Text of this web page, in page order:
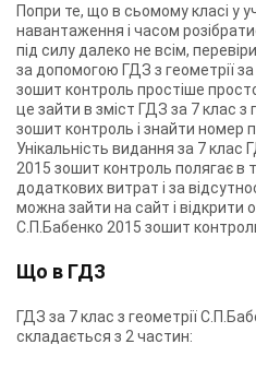
Попри те, що в сьомому класі у
навантаження і часом
під силу далеко не всім,
за допомогою ГДЗ з геометрії
зошит контроль простіше
це зайти в зміст ГДЗ за 7 клас з
зошит контроль і знайти номер
Унікальність видання за 7 клас
2015 зошит контроль полягає в
додаткових витрат і за
можна зайти на сайт і відкрити
С.П.Бабенко 2015 зошит
Що в ГДЗ
ГДЗ за 7 клас з геометрії
складається з 2 частин: